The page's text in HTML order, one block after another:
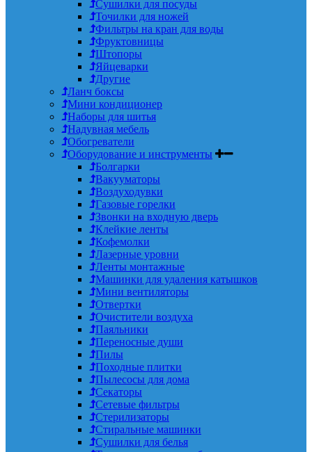
Сушилки для посуды
Точилки для ножей
Фильтры на кран для воды
Фруктовницы
Штопоры
Яйцеварки
Другие
Ланч боксы
Мини кондиционер
Наборы для шитья
Надувная мебель
Обогреватели
Оборудование и инструменты
Болгарки
Вакууматоры
Воздуходувки
Газовые горелки
Звонки на входную дверь
Клейкие ленты
Кофемолки
Лазерные уровни
Ленты монтажные
Машинки для удаления катышков
Мини вентиляторы
Отвертки
Очистители воздуха
Паяльники
Переносные души
Пилы
Походные плитки
Пылесосы для дома
Секаторы
Сетевые фильтры
Стерилизаторы
Стиральные машинки
Сушилки для белья